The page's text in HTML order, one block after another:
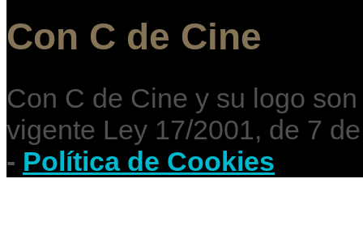
Con C de Cine
Con C de Cine y su logo
vigente Ley 17/2001, de 7
- Política de Cookies